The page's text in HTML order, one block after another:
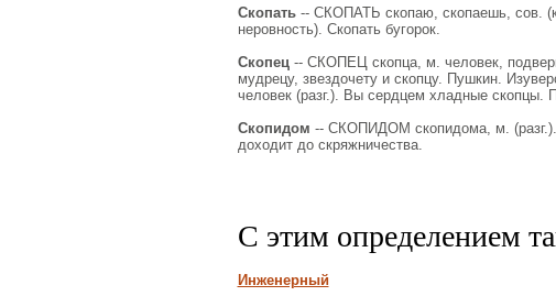
Скопать-- СКОПАТЬ скопаю, скопаешь, сов. (к
неровность). Скопать бугорок.
Скопец-- СКОПЕЦ скопца, м. человек,
мудрецу, звездочету и скопцу. Пушкин.
человек (разг.). Вы сердцем хладные скопцы.
Скопидом -- СКОПИДОМ скопидома, м. (разг.).
доходит до скряжничества.
С этим определением
Инженерный